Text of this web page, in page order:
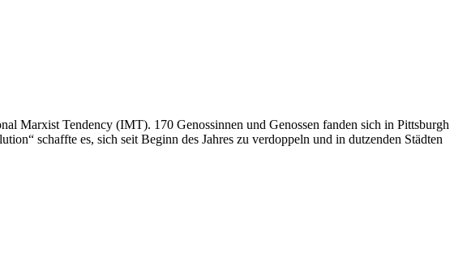
Marxist Tendency (IMT). 170 Genossinnen und Genossen fanden sich in Pittsburgh
schaffte es, sich seit Beginn des Jahres zu verdoppeln und in dutzenden Städten